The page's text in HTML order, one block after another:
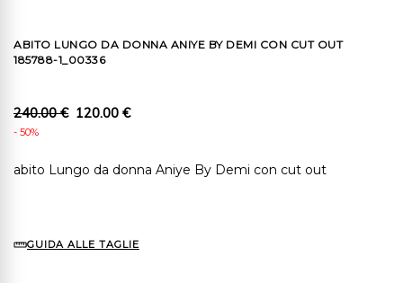
ABITO LUNGO DA DONNA ANIYE BY DEMI CON CUT OUT
185788-1_00336
240.00 € 120.00 €
- 50%
abito Lungo da donna Aniye By Demi con cut out
GUIDA ALLE TAGLIE